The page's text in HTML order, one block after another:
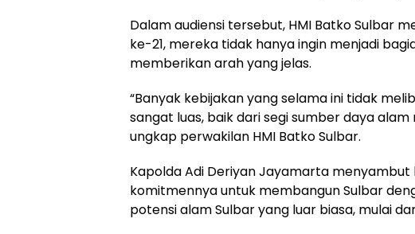
Dalam audiensi tersebut, HMI Batko Sulbar
ke-21, mereka tidak hanya ingin menjadi
memberikan arah yang jelas.
“Banyak kebijakan yang selama ini tidak
sangat luas, baik dari segi sumber daya
ungkap perwakilan HMI Batko Sulbar.
Kapolda Adi Deriyan Jayamarta
komitmennya untuk membangun Sulbar
potensi alam Sulbar yang luar biasa, mulai